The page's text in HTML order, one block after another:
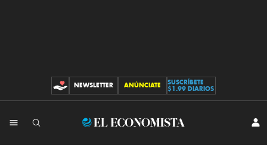
CONTRIBUCIONES
NEWSLETTER ANÚNCIATE
SUSCRÍBETE
$1.99 DIARIOS
El